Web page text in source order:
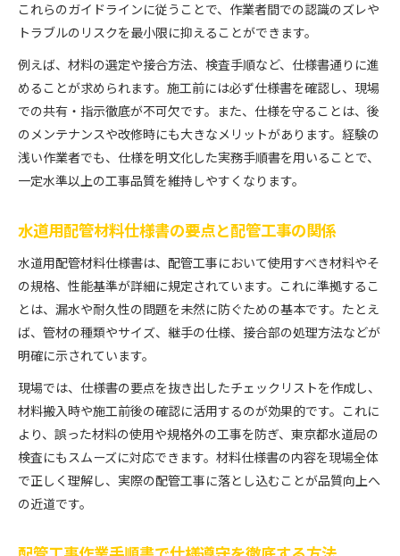
これらのガイドラインに従うことで、作業者間での認識のズレや
トラブルのリスクを最小限に抑えることができます。
例えば、材料の選定や接合方法、検査手順など、仕様書通りに進
めることが求められます。施工前には必ず仕様書を確認し、現場
での共有・指示徹底が不可欠です。また、仕様を守ることは、後
のメンテナンスや改修時にも大きなメリットがあります。経験の
浅い作業者でも、仕様を明文化した実務手順書を用いることで、
一定水準以上の工事品質を維持しやすくなります。
水道用配管材料仕様書の要点と配管工事の関係
水道用配管材料仕様書は、配管工事において使用すべき材料やそ
の規格、性能基準が詳細に規定されています。これに準拠するこ
とは、漏水や耐久性の問題を未然に防ぐための基本です。たとえ
ば、管材の種類やサイズ、継手の仕様、接合部の処理方法などが
明確に示されています。
現場では、仕様書の要点を抜き出したチェックリストを作成し、
材料搬入時や施工前後の確認に活用するのが効果的です。これに
より、誤った材料の使用や規格外の工事を防ぎ、東京都水道局の
検査にもスムーズに対応できます。材料仕様書の内容を現場全体
で正しく理解し、実際の配管工事に落とし込むことが品質向上へ
の近道です。